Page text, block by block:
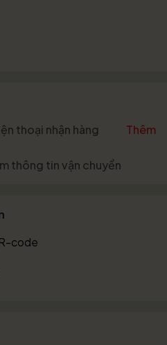
thoại nhận hàng
Thêm
thông tin vận chuyển
code